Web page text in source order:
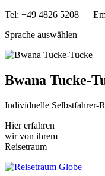
Tel: +49 4826 5208
Sprache auswählen
Bwana Tucke-
Individuelle Selbstfahrer-
Hier erfahren
wir von ihrem
Reisetraum